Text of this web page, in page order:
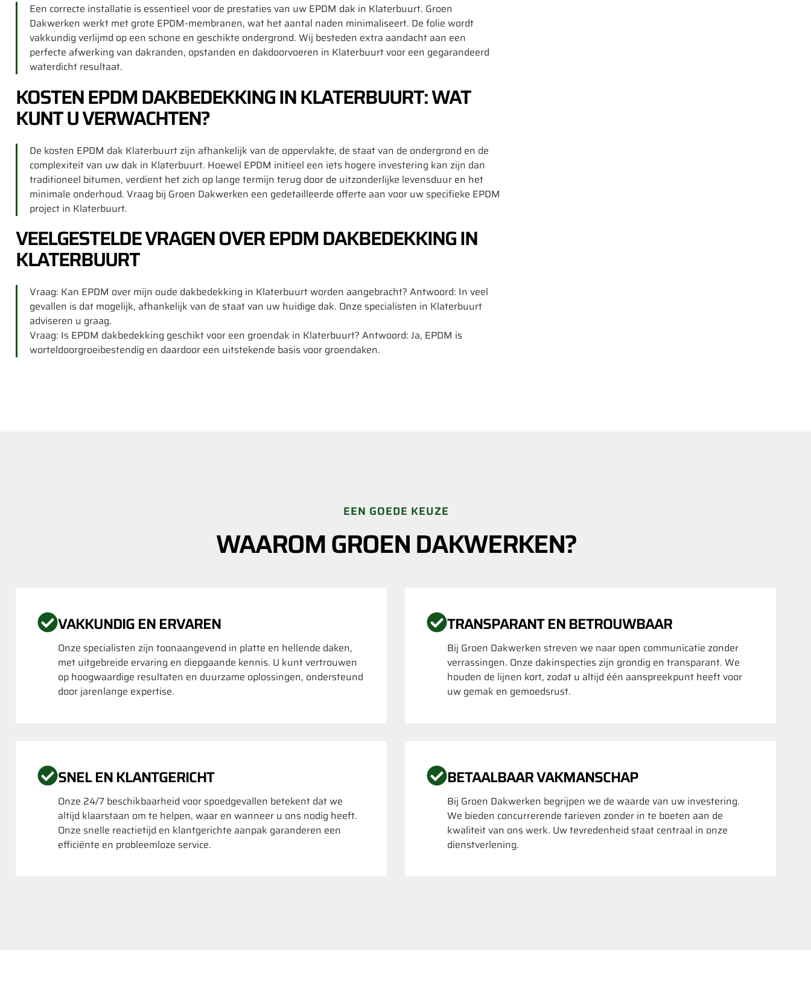
Een correcte installatie is essentieel voor de prestaties van uw EPDM dak in Klaterbuurt. Groen
Dakwerken werkt met grote EPDM-membranen, wat het aantal naden minimaliseert. De folie wordt
vakkundig verlijmd op een schone en geschikte ondergrond. Wij besteden extra aandacht aan een
perfecte afwerking van dakranden, opstanden en dakdoorvoeren in Klaterbuurt voor een gegarandeerd
waterdicht resultaat.
KOSTEN EPDM DAKBEDEKKING IN KLATERBUURT: WAT
KUNT U VERWACHTEN?
De kosten EPDM dak Klaterbuurt zijn afhankelijk van de oppervlakte, de staat van de ondergrond en de
complexiteit van uw dak in Klaterbuurt. Hoewel EPDM initieel een iets hogere investering kan zijn dan
traditioneel bitumen, verdient het zich op lange termijn terug door de uitzonderlijke levensduur en het
minimale onderhoud. Vraag bij Groen Dakwerken een gedetailleerde offerte aan voor uw specifieke EPDM
project in Klaterbuurt.
VEELGESTELDE VRAGEN OVER EPDM DAKBEDEKKING IN
KLATERBUURT
Vraag: Kan EPDM over mijn oude dakbedekking in Klaterbuurt worden aangebracht? Antwoord: In veel
gevallen is dat mogelijk, afhankelijk van de staat van uw huidige dak. Onze specialisten in Klaterbuurt
adviseren u graag.
Vraag: Is EPDM dakbedekking geschikt voor een groendak in Klaterbuurt? Antwoord: Ja, EPDM is
worteldoorgroeibestendig en daardoor een uitstekende basis voor groendaken.
EEN GOEDE KEUZE
WAAROM GROEN DAKWERKEN?
VAKKUNDIG EN ERVAREN
Onze specialisten zijn toonaangevend in platte en hellende daken,
met uitgebreide ervaring en diepgaande kennis. U kunt vertrouwen
op hoogwaardige resultaten en duurzame oplossingen, ondersteund
door jarenlange expertise.
TRANSPARANT EN BETROUWBAAR
Bij Groen Dakwerken streven we naar open communicatie zonder
verrassingen. Onze dakinspecties zijn grondig en transparant. We
houden de lijnen kort, zodat u altijd één aanspreekpunt heeft voor
uw gemak en gemoedsrust.
SNEL EN KLANTGERICHT
Onze 24/7 beschikbaarheid voor spoedgevallen betekent dat we
altijd klaarstaan om te helpen, waar en wanneer u ons nodig heeft.
Onze snelle reactietijd en klantgerichte aanpak garanderen een
efficiënte en probleemloze service.
BETAALBAAR VAKMANSCHAP
Bij Groen Dakwerken begrijpen we de waarde van uw investering.
We bieden concurrerende tarieven zonder in te boeten aan de
kwaliteit van ons werk. Uw tevredenheid staat centraal in onze
dienstverlening.